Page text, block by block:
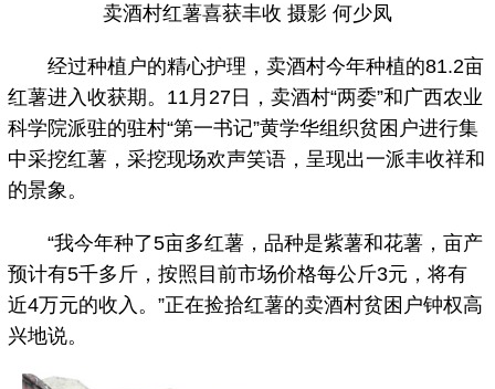
卖酒村红薯喜获丰收 摄影 何少凤
经过种植户的精心护理，卖酒村今年种植的81.2亩
红薯进入收获期。11月27日，卖酒村“两委”和广西农业
科学院派驻的驻村“第一书记”黄学华组织贫困户进行集
中采挖红薯，采挖现场欢声笑语，呈现出一派丰收祥和
的景象。
“我今年种了5亩多红薯，品种是紫薯和花薯，亩产
预计有5千多斤，按照目前市场价格每公斤3元，将有
近4万元的收入。”正在捡拾红薯的卖酒村贫困户钟权高
兴地说。